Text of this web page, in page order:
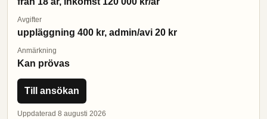
Avgifter
uppläggning 400 kr, admin/avi 20 kr
Anmärkning
Kan prövas
Till ansökan
Uppdaterad 8 augusti 2026